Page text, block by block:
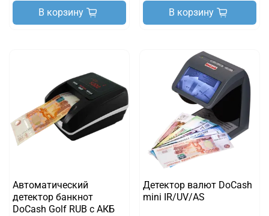
В корзину В корзину
Автоматический
детектор банкнот
DoCash Golf RUB с АКБ
Детектор валют DoCash
mini IR/UV/AS